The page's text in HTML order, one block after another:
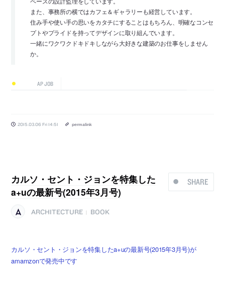
また、事務所の横ではカフェ＆ギャラリーも経営しています。
住み手や使い手の思いをカタチにすることはもちろん、明確なコンセ
プトやプライドを持ってデザインに取り組んでいます。
一緒にワクワクドキドキしながら大好きな建築のお仕事をしません
か。
AP JOB
2015.03.06 Fri 14:51 permalink
SHARE
カルソ・セント・ジョンを特集した
a+uの最新号(2015年3月号)
ARCHITECTURE BOOK
カルソ・セント・ジョンを特集したa+uの最新号(2015年3月号)が
amamzonで発売中です